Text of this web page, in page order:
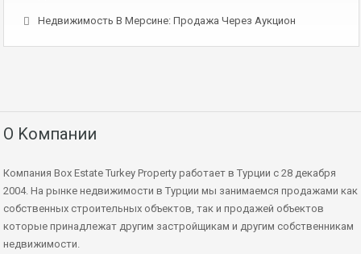
Недвижимость В Мерсине: Продажа Через Аукцион
О Kомпании
Компания Box Estate Turkey Property работает в Турции с 28 декабря
2004. На рынке недвижимости в Турции мы занимаемся продажами как
собственных строительных объектов, так и продажей объектов
которые принадлежат другим застройщикам и другим собственникам
недвижимости.